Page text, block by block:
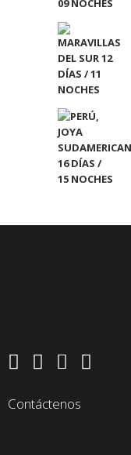
Contáctenos